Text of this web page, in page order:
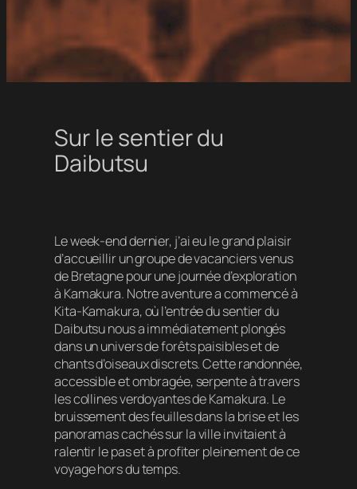
Sur le sentier du
Daibutsu
Le week-end dernier, j’ai eu le grand plaisir
d’accueillir un groupe de vacanciers venus
de Bretagne pour une journée d’exploration
à Kamakura. Notre aventure a commencé à
Kita-Kamakura, où l’entrée du sentier du
Daibutsu nous a immédiatement plongés
dans un univers de forêts paisibles et de
chants d’oiseaux discrets. Cette randonnée,
accessible et ombragée, serpente à travers
les collines verdoyantes de Kamakura. Le
bruissement des feuilles dans la brise et les
panoramas cachés sur la ville invitaient à
ralentir le pas et à profiter pleinement de ce
voyage hors du temps.